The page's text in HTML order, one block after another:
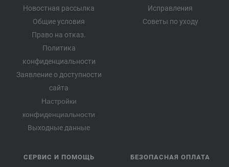
Новостная рассылка
Общие условия
Право на отказ.
Политика
конфиденциальности
Заявление о доступности
сайта
Настройки
конфиденциальности
Выходные данные
Исправления
Советы по уходу
СЕРВИС И ПОМОЩЬ БЕЗОПАСНАЯ ОПЛАТА